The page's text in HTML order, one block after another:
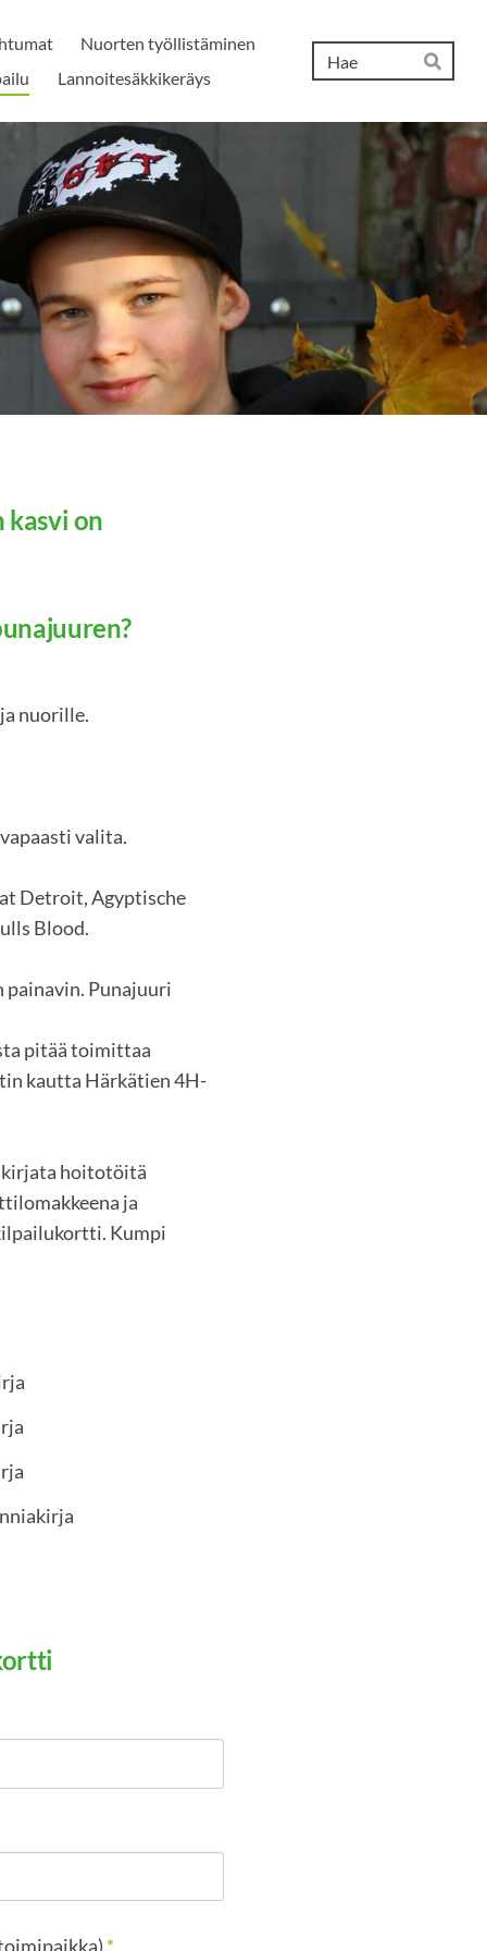
Nuorten työllistäminen
Lannoitesäkkikeräys Hae
on
nuorille.
valita.
Detroit, Agyptische
Blood.
painavin. Punajuuri
pitää toimittaa
kautta Härkätien 4H-
kirjata hoitotöitä
ja
Kumpi
*